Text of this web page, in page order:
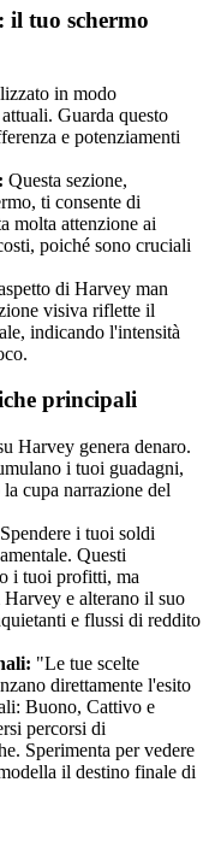
il tuo schermo
in modo
Guarda questo
e potenziamenti
Questa sezione,
ti consente di
molta attenzione ai
poiché sono cruciali
di Harvey man
visiva riflette il
indicando l'intensità
principali
Harvey genera denaro.
i tuoi guadagni,
cupa narrazione del
i tuoi soldi
Questi
i tuoi profitti, ma
e alterano il suo
e flussi di reddito
"Le tue scelte
direttamente l'esito
Buono, Cattivo e
percorsi di
Sperimenta per vedere
il destino finale di